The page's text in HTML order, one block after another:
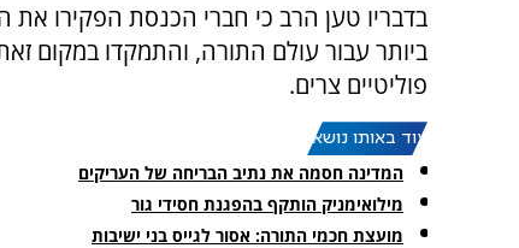
בדבריו טען הרב כי חברי הכנסת הפקירו את
ביותר עבור עולם התורה, והתמקדו במקום
פוליטיים צרים.
עוד באותו נושא:
המדינה חסמה את נתיב הבריחה של העריקים
מילואימניק הותקף בהפגנת חסידי גור
מועצת חכמי התורה: אסור לגייס בני ישיבות